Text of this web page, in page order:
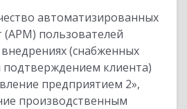
автоматизированных
(АРМ) пользователей
(снабженных
клиента)
предприятием 2»,
производственным